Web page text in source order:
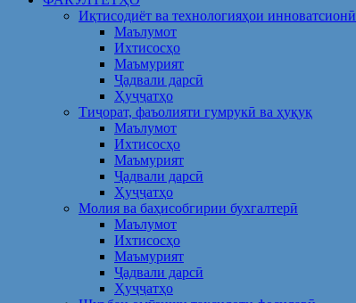
Иқтисодиёт ва технологияҳои инноватсионӣ
Маълумот
Ихтисосҳо
Маъмурият
Ҷадвали дарсӣ
Ҳуҷҷатҳо
Тиҷорат, фаъолияти гумрукӣ ва ҳуқуқ
Маълумот
Ихтисосҳо
Маъмурият
Ҷадвали дарсӣ
Ҳуҷҷатҳо
Молия ва баҳисобгирии бухгалтерӣ
Маълумот
Ихтисосҳо
Маъмурият
Ҷадвали дарсӣ
Ҳуҷҷатҳо